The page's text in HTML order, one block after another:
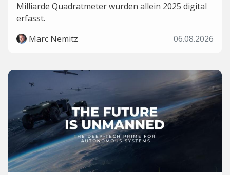
Milliarde Quadratmeter wurden allein 2025 digital
erfasst.
Marc Nemitz
06.08.2026